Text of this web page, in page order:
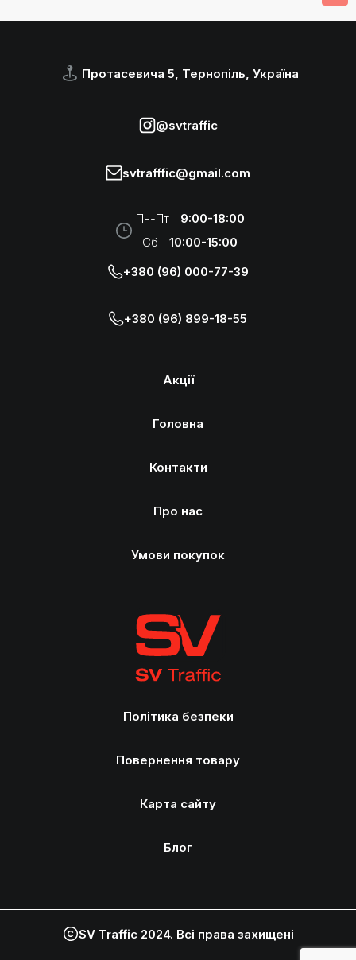
Політика безпеки
Повернення товару
Карта сайту
Блог
Акції
Головна
Контакти
Про нас
Умови покупок
Протасевича 5, Тернопіль, Україна
@svtraffic
svtrafffic@gmail.com
Пн-Пт
9:00-18:00
Сб
10:00-15:00
+380 (96) 000-77-39
+380 (96) 899-18-55
SV Traffic 2024. Всі права захищені